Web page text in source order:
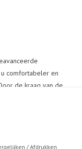
comfortabeler en
de kraag van de
ondersteunend
versnelling en
/Afdrukken